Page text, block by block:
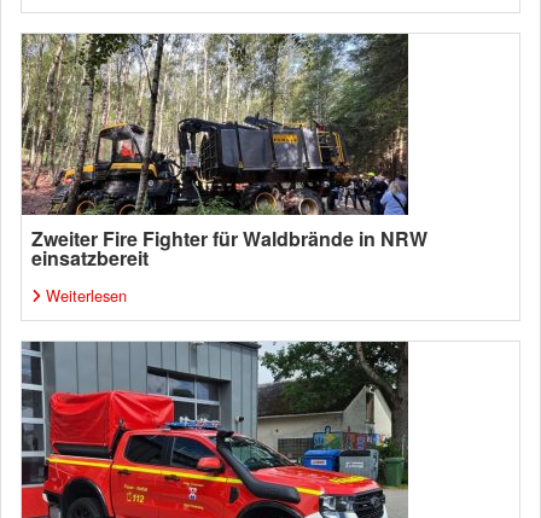
Zweiter Fire Fighter für Waldbrände in NRW
einsatzbereit
Weiterlesen